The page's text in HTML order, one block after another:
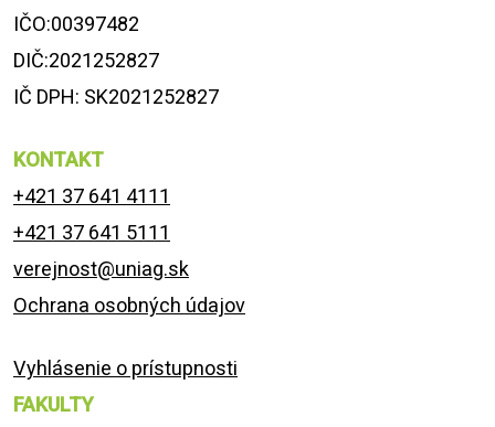
IČO:00397482
DIČ:2021252827
IČ DPH: SK2021252827
KONTAKT
+421 37 641 4111
+421 37 641 5111
verejnost@uniag.sk
Ochrana osobných údajov
Vyhlásenie o prístupnosti
FAKULTY